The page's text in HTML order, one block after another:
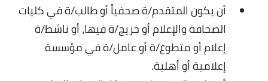
أن يكون المتقدم/ة صحفياً أو طالب/ة في كليات
الصحافة والإعلام أو خريج/ة فيها، أو ناشط/ة
إعلام أو متطوع/ة أو عامل/ة في مؤسسة
إعلامية أو أهلية.